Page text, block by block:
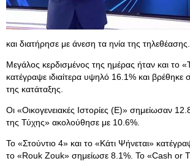
και διατήρησε με άνεση τα ηνία της τηλεθέασης.
Μεγάλος κερδισμένος της ημέρας ήταν και το
κατέγραψε ιδιαίτερα υψηλό 16.1% και βρέθηκε
της κατάταξης.
Οι «Οικογενειακές Ιστορίες (E)» σημείωσαν
της Τύχης» ακολούθησε με 10.6%.
Το «Στούντιο 4» και το «Κάτι Ψήνεται»
το «Rouk Zouk» σημείωσε 8.1%. Το «Cash or